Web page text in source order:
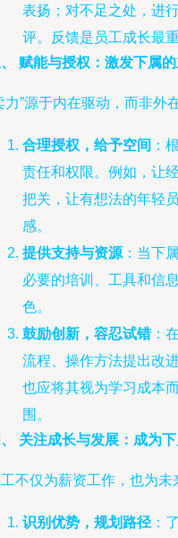
表扬；对不足之处，进
评。反馈是员工成长最重
赋能与授权：激发下属
力”源于内在驱动，而非外
合理授权，给予空间 ：
责任和权限。例如，让
把关，让有想法的年轻
感。
提供支持与资源 ：当下
必要的培训、工具和信
色。
鼓励创新，容忍试错：
流程、操作方法提出改
也应将其视为学习成本
围。
关注成长与发展：成为
不仅为薪资工作，也为未
识别优势，规划路径 ：